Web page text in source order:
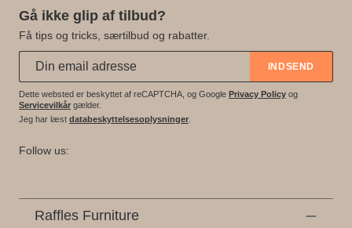
Gå ikke glip af tilbud?
Få tips og tricks, særtilbud og rabatter.
INDSEND
Dette websted er beskyttet af reCAPTCHA, og Google Privacy Policy og
Servicevilkår gælder.
Jeg har læst databeskyttelsesoplysninger
Follow us:
Raffles Furniture